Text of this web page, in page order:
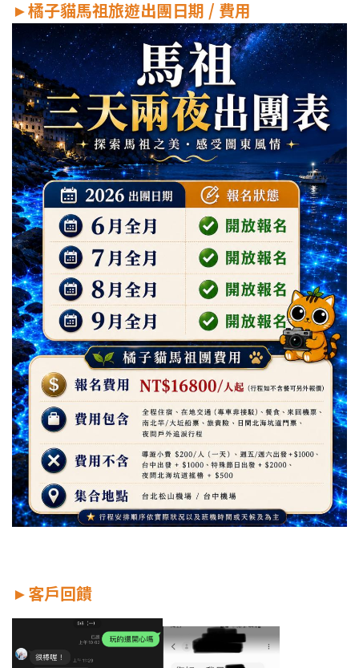
►橘子貓馬祖旅遊出團日期 / 費用
►客戶回饋